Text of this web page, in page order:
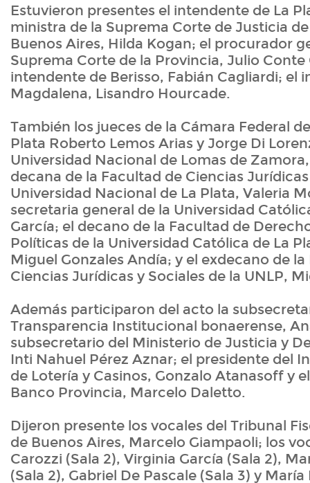
Estuvieron presentes el intendente de La
ministra de la Suprema Corte de Justicia
Buenos Aires, Hilda Kogan; el procurador
Suprema Corte de la Provincia, Julio Conte
intendente de Berisso, Fabián Cagliardi; el
Magdalena, Lisandro Hourcade.
También los jueces de la Cámara Federal
Plata Roberto Lemos Arias y Jorge Di
Universidad Nacional de Lomas de
decana de la Facultad de Ciencias
Universidad Nacional de La Plata, Valeria
secretaria general de la Universidad
García; el decano de la Facultad de
Políticas de la Universidad Católica de La
Miguel Gonzales Andía; y el exdecano de
Ciencias Jurídicas y Sociales de la UNLP,
Además participaron del acto la
Transparencia Institucional bonaerense,
subsecretario del Ministerio de Justicia y
Inti Nahuel Pérez Aznar; el presidente del
de Lotería y Casinos, Gonzalo Atanasoff y
Banco Provincia, Marcelo Daletto.
Dijeron presente los vocales del Tribunal
de Buenos Aires, Marcelo Giampaoli; los
Carozzi (Sala 2), Virginia García (Sala 2),
(Sala 2), Gabriel De Pascale (Sala 3) y